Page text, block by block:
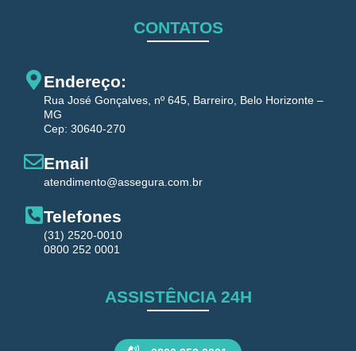
CONTATOS
Endereço:
Rua José Gonçalves, nº 645, Barreiro, Belo Horizonte –
MG
Cep: 30640-270
Email
atendimento@assegura.com.br
Telefones
(31) 2520-0010
0800 252 0001
ASSISTÊNCIA 24H